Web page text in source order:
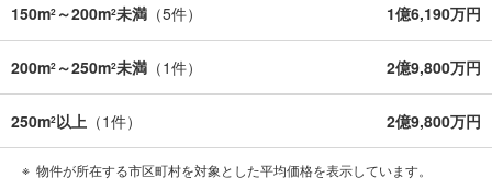
150m2 ～200m2未満 （5件） 1億6,190万円
200m2 ～250m2未満 （1件） 2億9,800万円
250m2以上 （1件） 2億9,800万円
物件が所在する市区町村を対象とした平均価格を表示しています。